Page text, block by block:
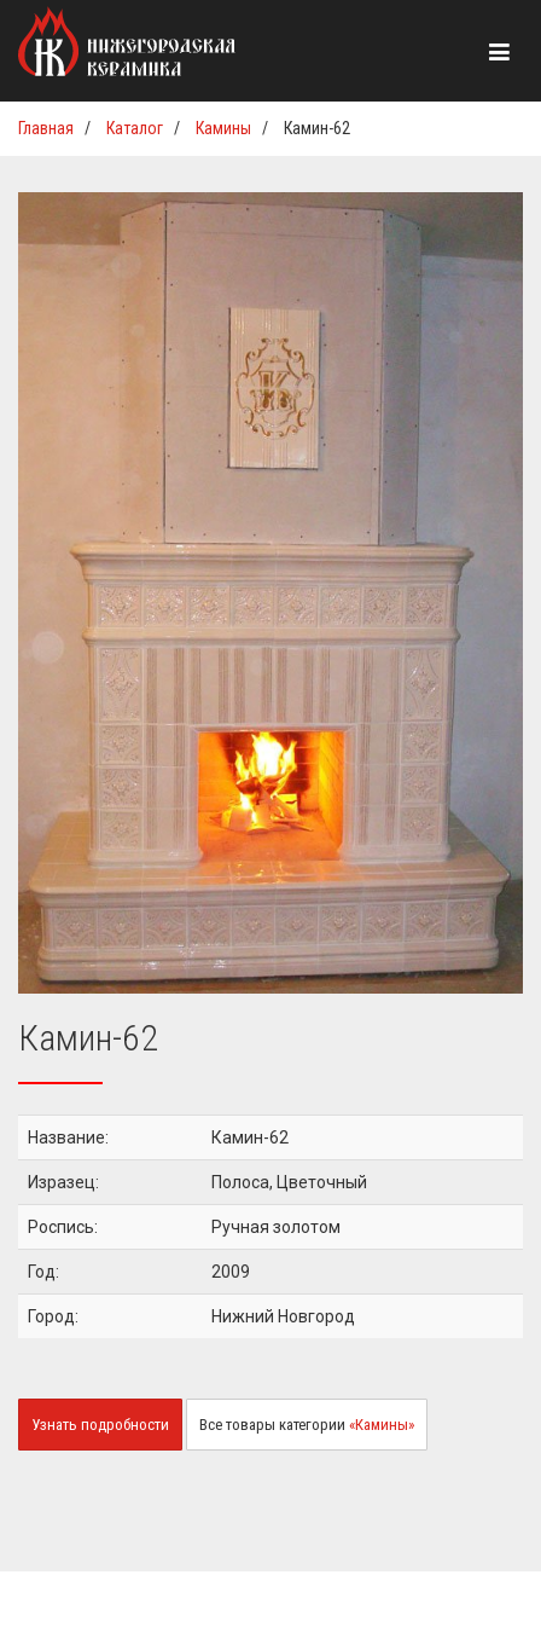
Главная / Каталог / Камины / Камин-62
Камин-62
Название: Камин-62
Изразец: Полоса, Цветочный
Роспись: Ручная золотом
Год: 2009
Город: Нижний Новгород
Узнать подробности Все товары категории «Камины»